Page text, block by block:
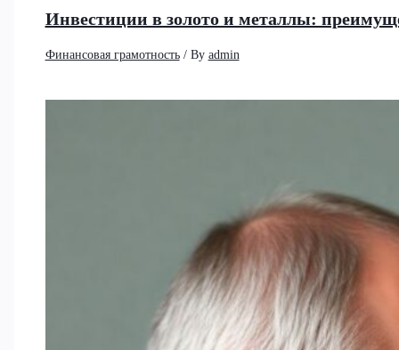
Инвестиции в золото и металлы:
Финансовая грамотность/ By admin